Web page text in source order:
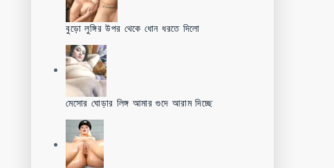
বুড়ো লুঙ্গির উপর থেকে ধোন ধরতে দিলো
মেসোর ঘোড়ার লিঙ্গ আমার গুদে আরাম দিচ্ছে